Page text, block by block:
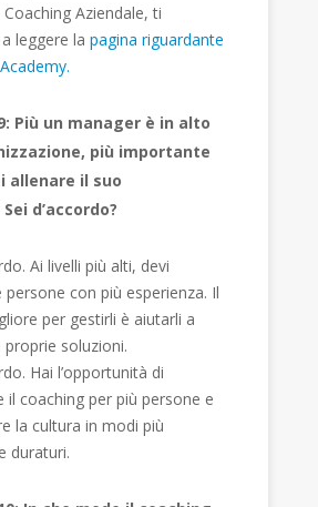
Aziendale, ti
leggere la pagina riguardante
Più un manager è in alto
più importante
allenare il suo
d’accordo?
Ai livelli più alti, devi
persone con più esperienza. Il
per gestirli è aiutarli a
soluzioni.
Hai l’opportunità di
il coaching per più persone e
la cultura in modi più
duraturi.